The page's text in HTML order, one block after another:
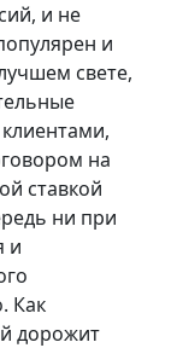
и не
и
свете,
на
ставкой
ни при
и
Как
дорожит